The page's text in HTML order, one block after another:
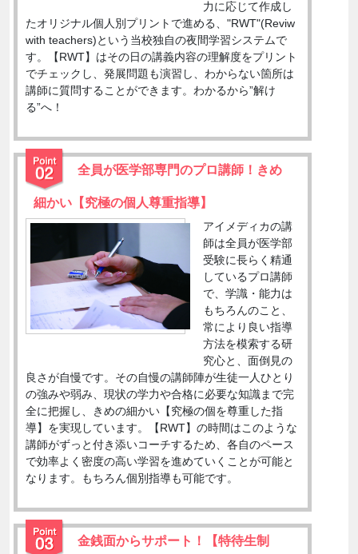
力に応じて作成し
たオリジナル個人別プリントで進める、"RWT"(Reviw
with teachers)という当校独自の夜間学習システムで
す。【RWT】はその日の講義内容の理解度をプリント
でチェックし、発展問題も演習し、わからない箇所は
講師に質問することができます。わかるから”解け
る”へ！
全員が医学部専門のプロ講師！きめ
細かい【究極の個人尊重指導】
アイメディカの講
師は全員が医学部
受験に長らく精通
しているプロ講師
で、学識・能力は
もちろんのこと、
常により良い指導
方法を模索する研
究心と、面倒見の
良さが自慢です。その自慢の講師陣が生徒一人ひとり
の強みや弱み、現状の学力や合格に必要な知識まで完
全に把握し、きめの細かい【究極の個を尊重した指
導】を実現しています。【RWT】の時間はこのような
講師がずっと付き添いコーチするため、各自のペース
で効率よく密度の高い学習を進めていくことが可能と
なります。もちろん個別指導も可能です。
金銭面からサポート！【特待生制